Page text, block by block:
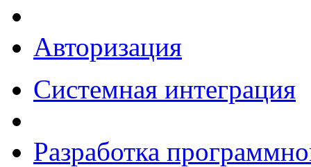
Авторизация
Системная интеграция
Разработка